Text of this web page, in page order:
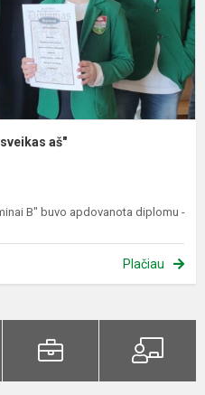
aš"
B" buvo apdovanota diplomu -
Plačiau